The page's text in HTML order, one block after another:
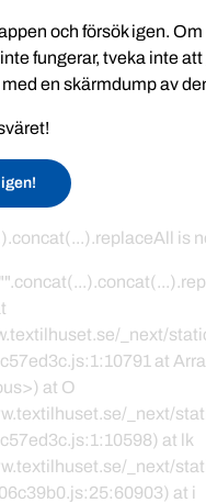
och försök igen.
fungerar, tveka inte att
med en skärmdump av
is
_next/
at
at O
_next/
at lk
_next/
at i